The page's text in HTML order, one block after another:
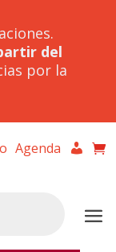
del
por la
Agenda